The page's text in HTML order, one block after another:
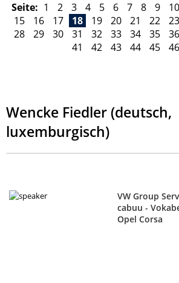
Seite: 1 2 3 4 5 6 7 8 9 10
15
16 17 18 19 20 21 22 23
28
29 30 31 32 33 34 35 36
41
42 43 44 45 46
Wencke Fiedler (deutsch,
luxemburgisch)
VW Group
cabuu -
Opel Corsa